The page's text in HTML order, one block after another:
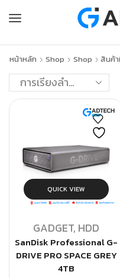
หน้าหลัก Shop Shop สินค้
QUICK VIEW
GADGET, HDD
SanDisk Professional G-
DRIVE PRO SPACE GREY
4TB